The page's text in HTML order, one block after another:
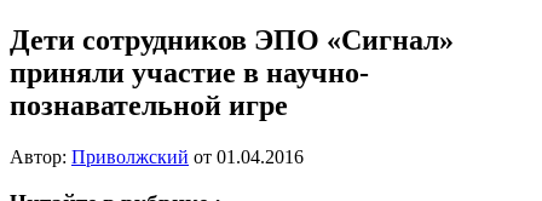
Дети сотрудников ЭПО «Сигнал»
приняли участие в научно-
познавательной игре
Автор: Приволжский от 01.04.2016